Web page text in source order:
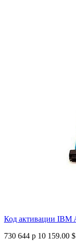
Код активации IBM
730 644 р 10 159.00 $